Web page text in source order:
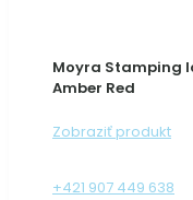
Moyra Stamping
Amber Red
Zobraziť produkt
+421 907 449 638